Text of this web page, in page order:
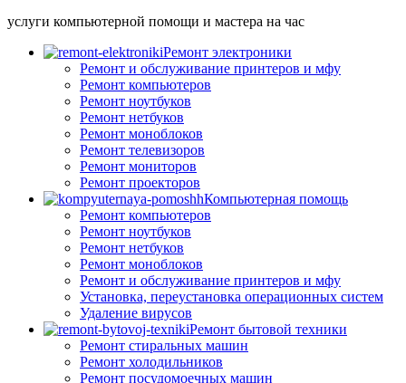
услуги компьютерной помощи и мастера на час
Ремонт электроники
Ремонт и обслуживание принтеров и мфу
Ремонт компьютеров
Ремонт ноутбуков
Ремонт нетбуков
Ремонт моноблоков
Ремонт телевизоров
Ремонт мониторов
Ремонт проекторов
Компьютерная помощь
Ремонт компьютеров
Ремонт ноутбуков
Ремонт нетбуков
Ремонт моноблоков
Ремонт и обслуживание принтеров и мфу
Установка, переустановка операционных систем
Удаление вирусов
Ремонт бытовой техники
Ремонт стиральных машин
Ремонт холодильников
Ремонт посудомоечных машин